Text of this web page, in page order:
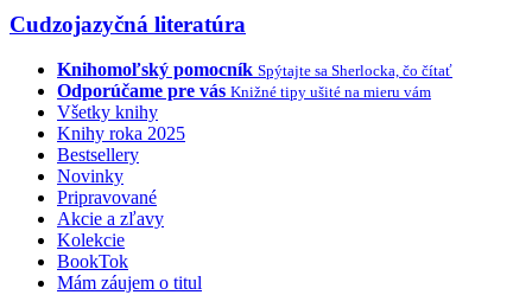
Cudzojazyčná literatúra
Knihomoľský pomocník Spýtajte sa Sherlocka, čo čítať
Odporúčame pre vás Knižné tipy ušité na mieru vám
Všetky knihy
Knihy roka 2025
Bestsellery
Novinky
Pripravované
Akcie a zľavy
Kolekcie
BookTok
Mám záujem o titul